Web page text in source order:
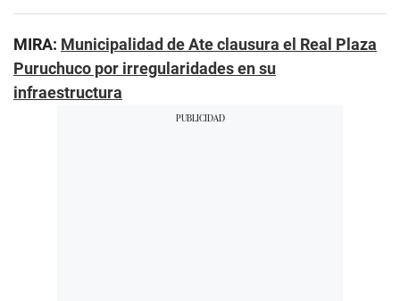
MIRA: Municipalidad de Ate clausura el Real Plaza
Puruchuco por irregularidades en su
infraestructura